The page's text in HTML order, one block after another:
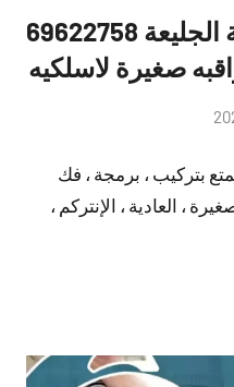
تركيب كاميرات مراقبة الجليعة 69622758
صغيرة لاسلكيه
تعليقات
بتركيب ، برمجة ، فك
، العادية ، الإنتركم ،